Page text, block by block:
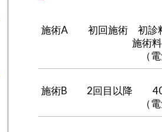
施術A 初回施術 初診
施術料
（電気治療料
施術B 2回目以降
（電気治療料